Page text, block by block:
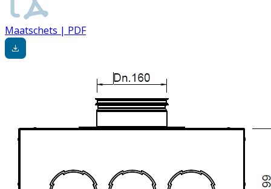
Maatschets | PDF